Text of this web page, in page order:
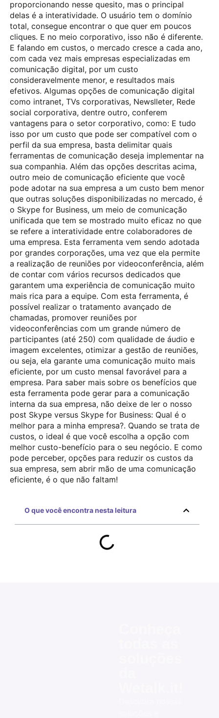
proporcionando nesse quesito, mas o principal
delas é a interatividade. O usuário tem o domínio
total, consegue encontrar o que quer em poucos
cliques. E no meio corporativo, isso não é diferente.
E falando em custos, o mercado cresce a cada ano,
com cada vez mais empresas especializadas em
comunicação digital, por um custo
consideravelmente menor, e resultados mais
efetivos. Algumas opções de comunicação digital
como intranet, TVs corporativas, Newslleter, Rede
social corporativa, dentre outro, conferem
vantagens para o setor corporativo, como: E tudo
isso por um custo que pode ser compatível com o
perfil da sua empresa, basta delimitar quais
ferramentas de comunicação deseja implementar na
sua companhia. Além das opções descritas acima,
outro meio de comunicação eficiente que você
pode adotar na sua empresa a um custo bem menor
que outras soluções disponibilizadas no mercado, é
o Skype for Business, um meio de comunicação
unificada que tem se mostrado muito eficaz no que
se refere a interatividade entre colaboradores de
uma empresa. Esta ferramenta vem sendo adotada
por grandes corporações, uma vez que ela permite
a realização de reuniões por videoconferência, além
de contar com vários recursos dedicados que
garantem uma experiência de comunicação muito
mais rica para a equipe. Com esta ferramenta, é
possível realizar o tratamento avançado de
chamadas, promover reuniões por
videoconferências com um grande número de
participantes (até 250) com qualidade de áudio e
imagem excelentes, otimizar a gestão de reuniões,
ou seja, ela garante uma comunicação muito mais
eficiente, por um custo mensal favorável para a
empresa. Para saber mais sobre os benefícios que
esta ferramenta pode gerar para a comunicação
interna da sua empresa, não deixe de ler o nosso
post Skype versus Skype for Business: Qual é o
melhor para a minha empresa?. Quando se trata de
custos, o ideal é que você escolha a opção com
melhor custo-benefício para o seu negócio. E como
pode perceber, opções para reduzir os custos da
sua empresa, sem abrir mão de uma comunicação
eficiente, é o que não faltam!
O que você encontra nesta leitura